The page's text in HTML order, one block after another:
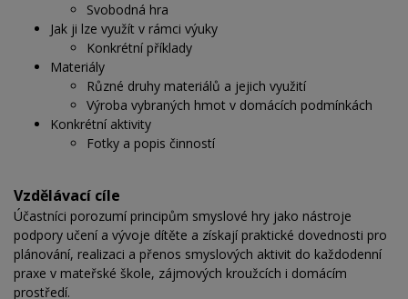
Svobodná hra
Jak ji lze využít v rámci výuky
Konkrétní příklady
Materiály
Různé druhy materiálů a jejich využití
Výroba vybraných hmot v domácích podmínkách
Konkrétní aktivity
Fotky a popis činností
Vzdělávací cíle
Účastníci porozumí principům smyslové hry jako nástroje
podpory učení a vývoje dítěte a získají praktické dovednosti pro
plánování, realizaci a přenos smyslových aktivit do každodenní
praxe v mateřské škole, zájmových kroužcích i domácím
prostředí.